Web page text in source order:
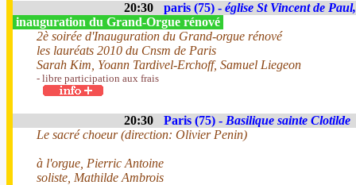
20:30 paris (75) - église St Vincent de
inauguration du Grand-Orgue rénové
2è soirée d'Inauguration du Grand-orgue rénové
les lauréats 2010 du Cnsm de Paris
Sarah Kim, Yoann Tardivel-Erchoff, Samuel Liegeon
- libre participation aux frais
20:30 Paris (75) - Basilique sainte Clotilde
Le sacré choeur (direction: Olivier Penin)
à l'orgue, Pierric Antoine
soliste, Mathilde Ambrois